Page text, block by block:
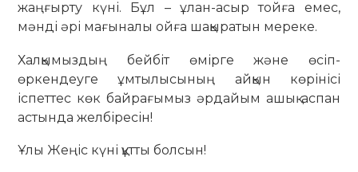
жаңғырту күні. Бұл – ұлан-асыр тойға емес,
мәнді әрі мағыналы ойға шақыратын мереке.
Халқымыздың бейбіт өмірге және өсіп-
өркендеуге ұмтылысының айқын көрінісі
іспеттес көк байрағымыз әрдайым ашық аспан
астында желбіресін!
Ұлы Жеңіс күні құтты болсын!